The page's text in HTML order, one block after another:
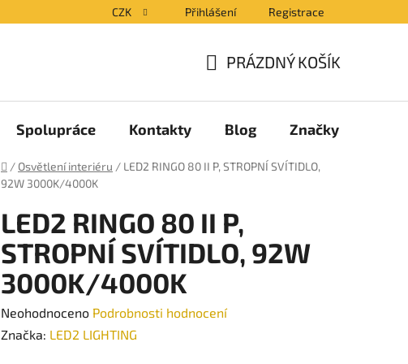
CZK Přihlášení Registrace
KOŠÍK
PRÁZDNÝ KOŠÍK
Spolupráce Kontakty Blog Značky
Domů
/ Osvětlení interiéru / LED2 RINGO 80 II P, STROPNÍ SVÍTIDLO,
92W 3000K/4000K
LED2 RINGO 80 II P,
STROPNÍ SVÍTIDLO, 92W
3000K/4000K
Průměrné
hodnocení
Neohodnoceno Podrobnosti hodnocení
Značka: LED2 LIGHTING